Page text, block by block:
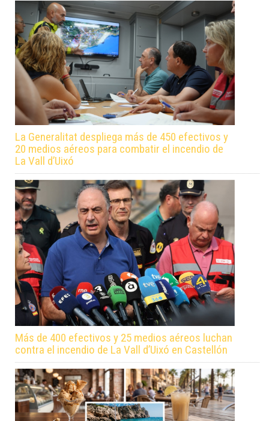
La Generalitat despliega más de 450 efectivos y
20 medios aéreos para combatir el incendio de
La Vall d’Uixó
Más de 400 efectivos y 25 medios aéreos luchan
contra el incendio de La Vall d’Uixó en Castellón